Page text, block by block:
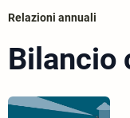
Relazioni annuali
Bilancio